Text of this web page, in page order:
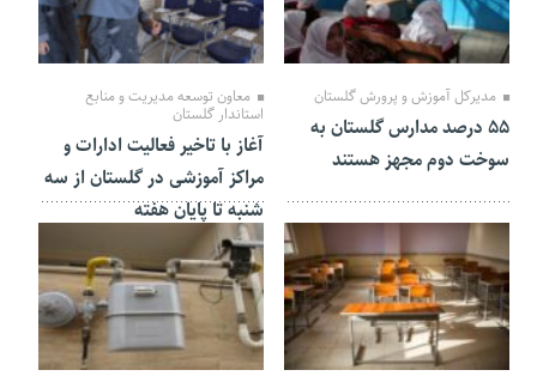
03 بهمن 1401
مدیرکل آموزش و پرورش گلستان
۵۵ درصد مدارس گلستان به
سوخت دوم مجهز هستند
03 بهمن 1401
معاون توسعه مدیریت و منابع
استاندار گلستان
آغاز با تاخیر فعالیت ادارات و
مراکز آموزشی در گلستان از سه
شنبه تا پایان هفته